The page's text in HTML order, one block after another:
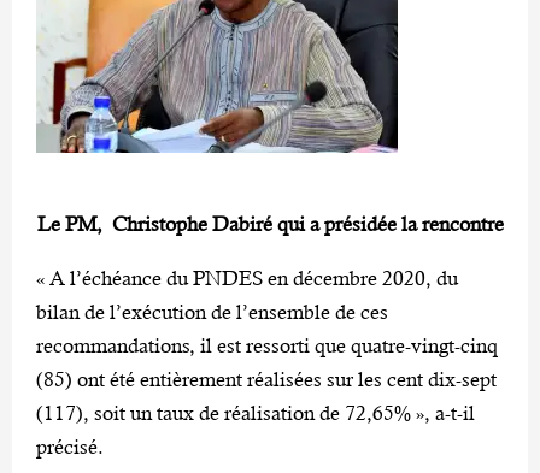
Le PM, Christophe Dabiré qui a présidée la rencontre
« A l’échéance du PNDES en décembre 2020, du
bilan de l’exécution de l’ensemble de ces
recommandations, il est ressorti que quatre-vingt-cinq
(85) ont été entièrement réalisées sur les cent dix-sept
(117), soit un taux de réalisation de 72,65% », a-t-il
précisé.